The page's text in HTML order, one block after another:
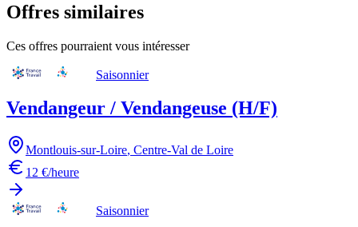
Offres similaires
Ces offres pourraient vous intéresser
Saisonnier
Vendangeur / Vendangeuse (H/F)
Montlouis-sur-Loire, Centre-Val de Loire
12 €/heure
Saisonnier